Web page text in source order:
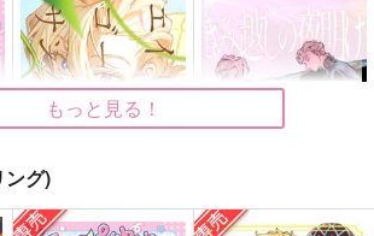
もっと見る！
ング)